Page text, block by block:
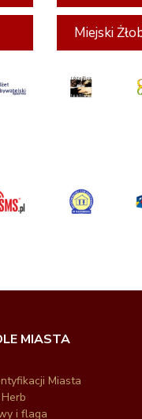
Miejski
MIASTA
Miasta
Herb
i flaga